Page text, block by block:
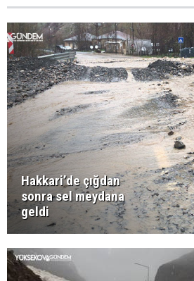
Hakkari’de çığdan
sonra sel meydana
geldi